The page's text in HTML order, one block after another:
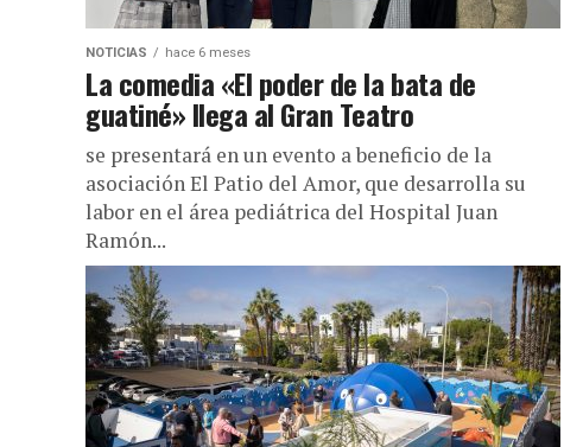
NOTICIAS hace 6 meses
La comedia «El poder de la bata de
guatiné» llega al Gran Teatro
se presentará en un evento a beneficio de la
asociación El Patio del Amor, que desarrolla su
labor en el área pediátrica del Hospital Juan
Ramón...